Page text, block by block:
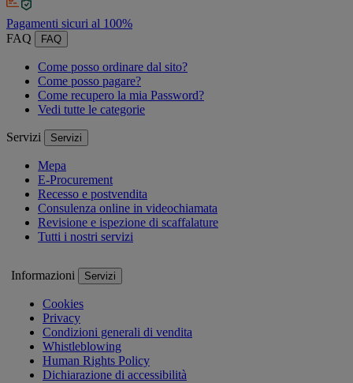
Pagamenti sicuri al 100%
FAQ
FAQ
Come posso ordinare dal sito?
Come posso pagare?
Come recupero la mia Password?
Vedi tutte le categorie
Servizi Servizi
Mepa
E-Procurement
Recesso e postvendita
Consulenza online in videochiamata
Revisione e ispezione di scaffalature
Tutti i nostri servizi
Informazioni Servizi
Cookies
Privacy
Condizioni generali di vendita
Whistleblowing
Human Rights Policy
Dichiarazione di accessibilità